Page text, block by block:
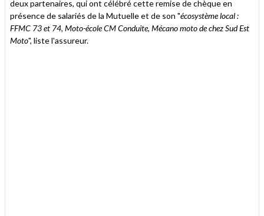
deux partenaires, qui ont célébré cette remise de chèque en
présence de salariés de la Mutuelle et de son "écosystème local :
FFMC 73 et 74, Moto-école CM Conduite, Mécano moto de chez Sud Est
Moto", liste l'assureur.